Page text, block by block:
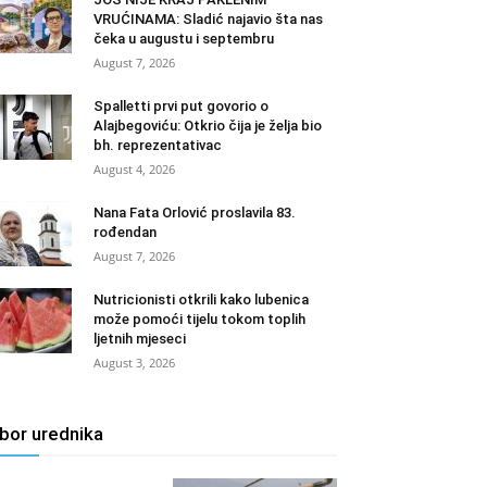
VRUĆINAMA: Sladić najavio šta nas
čeka u augustu i septembru
August 7, 2026
Spalletti prvi put govorio o
Alajbegoviću: Otkrio čija je želja bio
bh. reprezentativac
August 4, 2026
Nana Fata Orlović proslavila 83.
rođendan
August 7, 2026
Nutricionisti otkrili kako lubenica
može pomoći tijelu tokom toplih
ljetnih mjeseci
August 3, 2026
urednika